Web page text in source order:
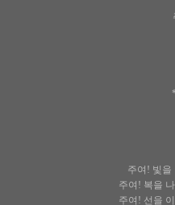
주여! 빛
주여! 복을
주여! 선을